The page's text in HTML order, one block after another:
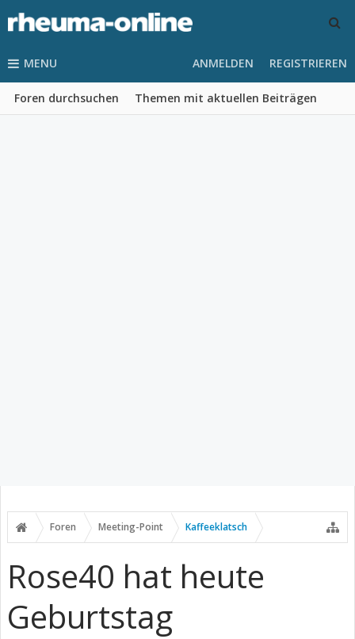
MENU
Foren durchsuchen Themen mit aktuellen Beiträgen
ANMELDEN REGISTRIEREN
Foren Meeting-Point Kaffeeklatsch
Rose40 hat heute
Geburtstag